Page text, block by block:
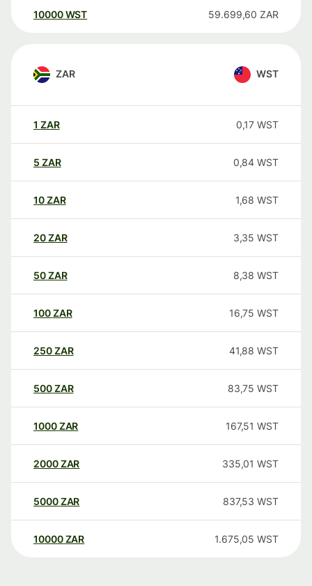
10000 WST 59.699,60 ZAR
ZAR WST
1 ZAR 0,17 WST
5 ZAR 0,84 WST
10ZAR 1,68 WST
20ZAR 3,35 WST
50ZAR 8,38 WST
100ZAR 16,75 WST
250ZAR 41,88 WST
500ZAR 83,75 WST
1000ZAR 167,51 WST
2000ZAR 335,01 WST
5000ZAR 837,53 WST
10000 ZAR 1.675,05 WST